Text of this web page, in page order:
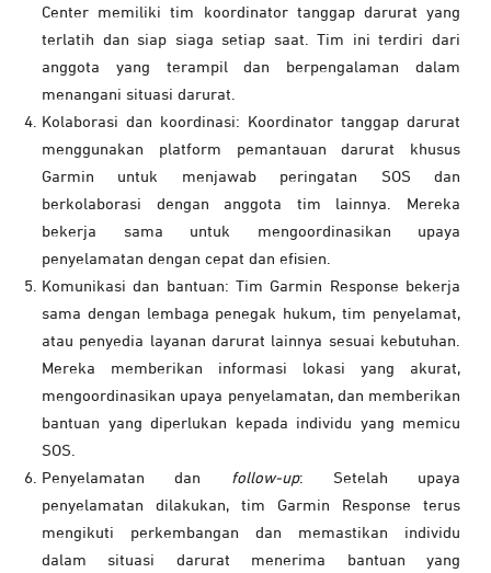
Center memiliki tim koordinator tanggap darurat yang
terlatih dan siap siaga setiap saat. Tim ini terdiri dari
anggota yang terampil dan berpengalaman dalam
menangani situasi darurat.
Kolaborasi dan koordinasi: Koordinator tanggap darurat
menggunakan platform pemantauan darurat khusus
Garmin untuk menjawab peringatan SOS dan
berkolaborasi dengan anggota tim lainnya. Mereka
bekerja sama untuk mengoordinasikan upaya
penyelamatan dengan cepat dan efisien.
Komunikasi dan bantuan: Tim Garmin Response bekerja
sama dengan lembaga penegak hukum, tim penyelamat,
atau penyedia layanan darurat lainnya sesuai kebutuhan.
Mereka memberikan informasi lokasi yang akurat,
mengoordinasikan upaya penyelamatan, dan memberikan
bantuan yang diperlukan kepada individu yang memicu
SOS.
Penyelamatan dan follow-up: Setelah upaya
penyelamatan dilakukan, tim Garmin Response terus
mengikuti perkembangan dan memastikan individu
dalam situasi darurat menerima bantuan yang